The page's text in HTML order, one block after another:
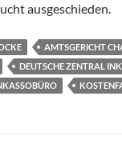
ausgeschieden.
AMTSGERICHT
DEUTSCHE ZENTRAL